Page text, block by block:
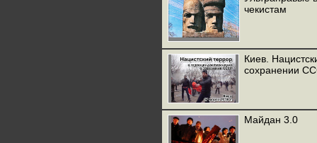
чекистам
Киев.
сохранении
Майдан 3.0